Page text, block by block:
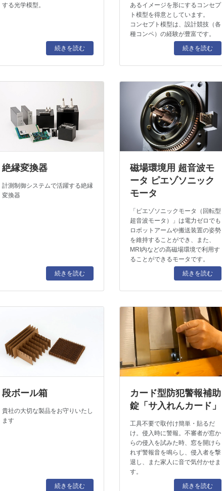
する光学模型。
続きを読む
あるイメージを形にするコンセプ
ト模型を得意としています。
コンセプト模型は、設計競技（各
種コンペ）の経験が豊富です。
続きを読む
絶縁変換器
計測制御システムで活躍する絶縁
変換器
続きを読む
磁場環境用 超音波モ
ータ ピエゾソニック
モータ
「ピエゾソニックモータ（回転型
超音波モータ）」は電力ゼロでも
ロボットアームや搬送装置の姿勢
を維持することができ、また、
MRI内などの高磁場環境で利用す
ることができるモータです。
続きを読む
段ボール箱
貴社の大切な製品をお守りいたし
ます
続きを読む
カード型防犯警報補助
錠「サ入れんカード」
工具不要で取付け簡単・貼るだ
け。侵入時に警報。不審者が窓か
らの侵入を試みた時、窓を開けら
れず警報音を鳴らし、侵入者を撃
退し、また家人に音で気付かせま
す。
続きを読む